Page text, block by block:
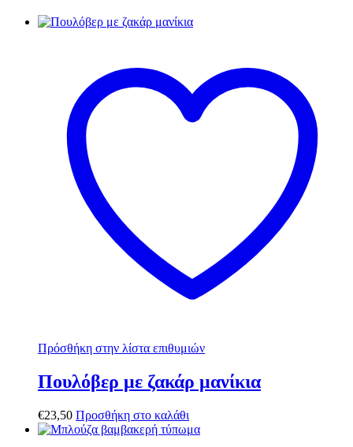
Πρόσθήκη στην λίστα επιθυμιών
Πουλόβερ με ζακάρ μανίκια
€23,50 Προσθήκη στο καλάθι